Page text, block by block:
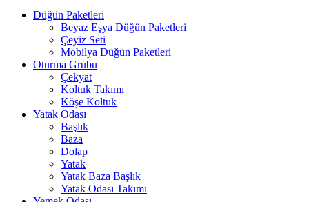
Düğün Paketleri
Beyaz Eşya Düğün Paketleri
Çeyiz Seti
Mobilya Düğün Paketleri
Oturma Grubu
Çekyat
Koltuk Takımı
Köşe Koltuk
Yatak Odası
Başlık
Baza
Dolap
Yatak
Yatak Baza Başlık
Yatak Odası Takımı